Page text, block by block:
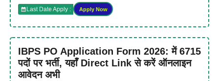
Last Date Apply : Apply Now
IBPS PO Application Form 2026: में 6715
पदों पर भर्ती, यहाँ Direct Link से करें ऑनलाइन
आवेदन अभी